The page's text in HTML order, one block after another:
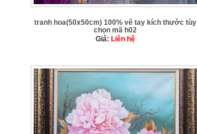
tranh hoa(50x50cm) 100% vẽ tay kích thước tùy
chọn mã h02
Giá: Liên hệ